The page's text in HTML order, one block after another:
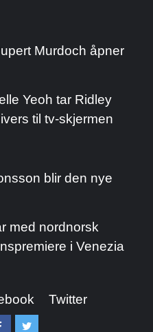
Murdoch åpner
Yeoh tar Ridley
til tv-skjermen
blir den nye
med nordnorsk
i Venezia
Twitter